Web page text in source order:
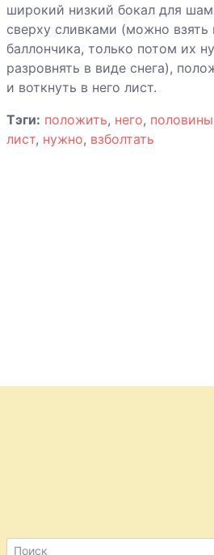
широкий низкий бокал для
сверху сливками (можно взять
баллончика, только потом их
разровнять в виде снега),
и воткнуть в него лист.
Тэги: положить, него, половины
лист, нужно, взболтать